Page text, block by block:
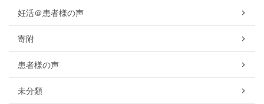
妊活＠患者様の声
寄附
患者様の声
未分類